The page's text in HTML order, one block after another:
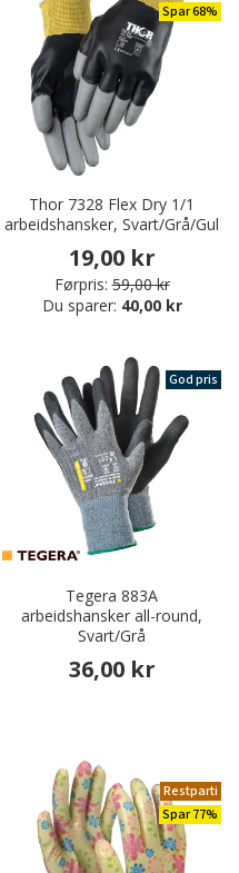
Spar 68%
Thor 7328 Flex Dry 1/1
arbeidshansker, Svart/Grå/Gul
19,00 kr
Førpris: 59,00 kr
Du sparer: 40,00 kr
God pris
Tegera 883A
arbeidshansker all-round,
Svart/Grå
36,00 kr
Restparti
Spar 77%